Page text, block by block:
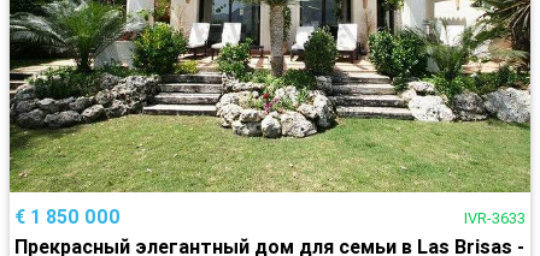
€ 1 850 000 IVR-3633
Прекрасный элегантный дом для семьи в Las Brisas -